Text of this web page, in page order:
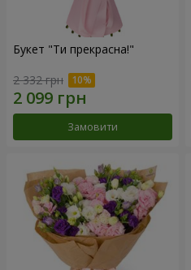
Букет "Ти прекрасна!"
2 332 грн
Замовити